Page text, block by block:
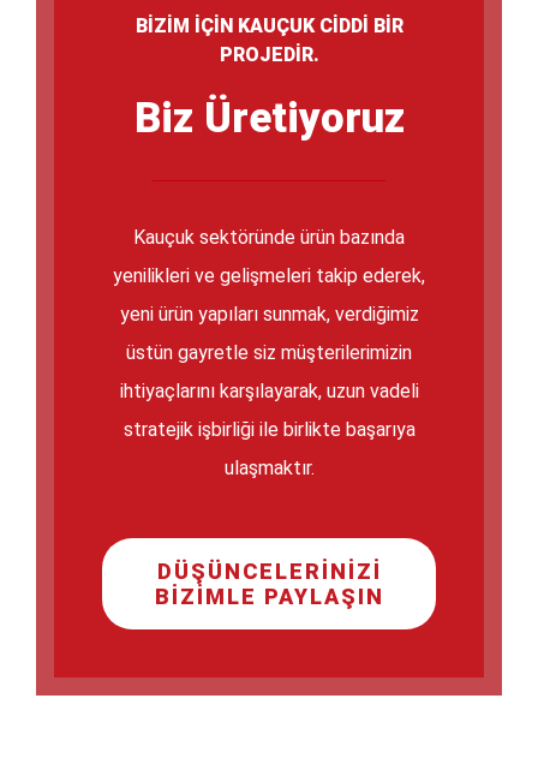
BİZİM İÇİN KAUÇUK CİDDİ BİR
PROJEDİR.
Biz Üretiyoruz
Kauçuk sektöründe ürün bazında
yenilikleri ve gelişmeleri takip ederek,
yeni ürün yapıları sunmak, verdiğimiz
üstün gayretle siz müşterilerimizin
ihtiyaçlarını karşılayarak, uzun vadeli
stratejik işbirliği ile birlikte başarıya
ulaşmaktır.
DÜŞÜNCELERINIZI
BIZIMLE PAYLAŞIN